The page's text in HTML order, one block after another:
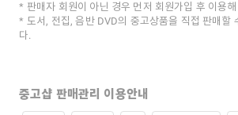
판매자 회원이 아닌 경우 먼저 회원가입 후 이용
도서, 전집, 음반 DVD의 중고상품을 직접 판매할
다.
중고샵 판매관리 이용안내